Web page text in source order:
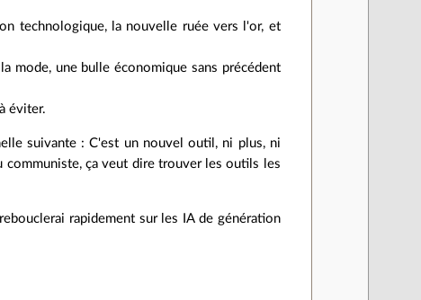
technologique, la nouvelle ruée vers l'or, et
mode, une bulle économique sans précédent
éviter.
suivante : C'est un nouvel outil, ni plus, ni
communiste, ça veut dire trouver les outils les
rapidement sur les IA de génération